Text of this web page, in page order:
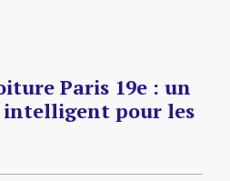
Paris 19e : un
intelligent pour les